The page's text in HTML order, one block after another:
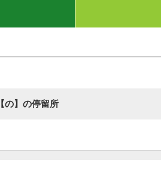
【の】の停留所